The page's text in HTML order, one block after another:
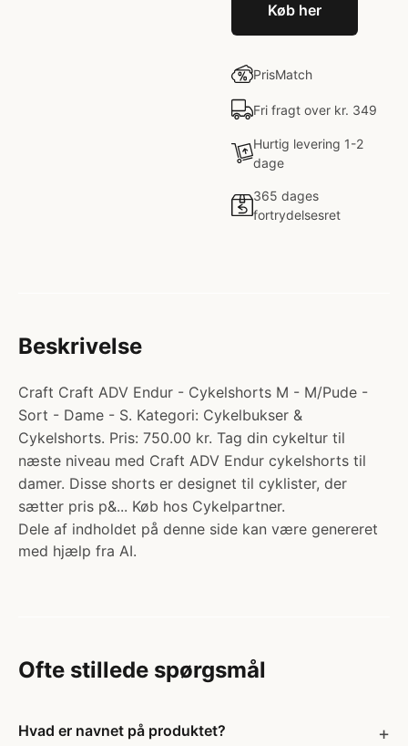
Køb her
PrisMatch
Fri fragt over kr. 349
Hurtig levering 1-2
dage
365 dages
fortrydelsesret
Beskrivelse
Craft Craft ADV Endur - Cykelshorts M - M/Pude -
Sort - Dame - S. Kategori: Cykelbukser &
Cykelshorts. Pris: 750.00 kr. Tag din cykeltur til
næste niveau med Craft ADV Endur cykelshorts til
damer. Disse shorts er designet til cyklister, der
sætter pris p&... Køb hos Cykelpartner.
Dele af indholdet på denne side kan være genereret
med hjælp fra AI.
Ofte stillede spørgsmål
Hvad er navnet på produktet?